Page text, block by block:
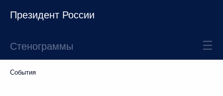
Президент России
Стенограммы
События